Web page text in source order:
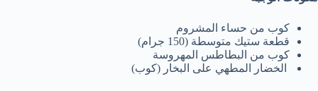
كوب من حساء المشروم
قطعة ستيك متوسطة (150 جرام)
كوب من البطاطس المهروسة
الخضار المطهي على البخار (كوب)